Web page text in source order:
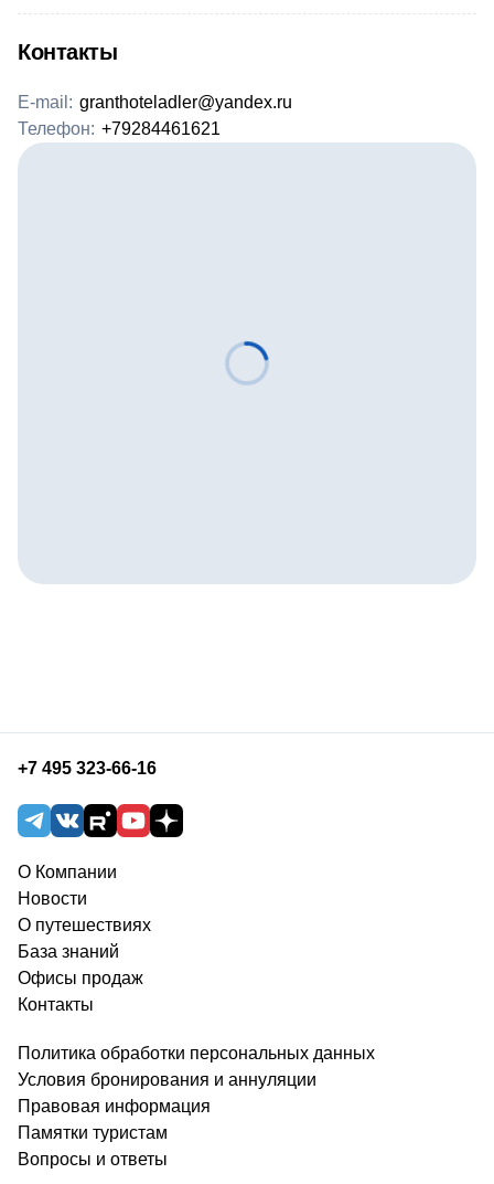
Контакты
E-mail: granthoteladler@yandex.ru
Телефон: +79284461621
+7 495 323-66-16
О Компании
Новости
О путешествиях
База знаний
Офисы продаж
Контакты
Политика обработки персональных данных
Условия бронирования и аннуляции
Правовая информация
Памятки туристам
Вопросы и ответы